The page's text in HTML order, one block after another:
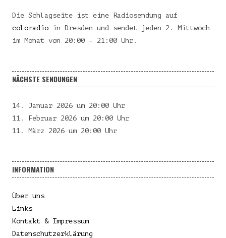
Die Schlagseite ist eine Radiosendung auf
coloradio in Dresden und sendet jeden 2. Mittwoch
im Monat von 20:00 – 21:00 Uhr.
NÄCHSTE SENDUNGEN
14. Januar 2026 um 20:00 Uhr
11. Februar 2026 um 20:00 Uhr
11. März 2026 um 20:00 Uhr
INFORMATION
Über uns
Links
Kontakt & Impressum
Datenschutzerklärung